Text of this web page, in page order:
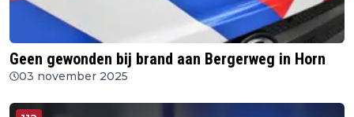
Geen gewonden bij brand aan Bergerweg in Horn
03 november 2025